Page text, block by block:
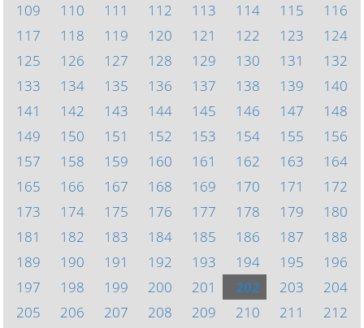
109
110 111 112 113 114 115
116
117
118 119 120 121 122 123
124
125
126 127 128 129 130 131
132
133
134 135 136 137 138 139
140
141
142 143 144 145 146 147
148
149
150 151 152 153 154 155
156
157
158 159 160 161 162 163
164
165
166 167 168 169 170 171
172
173
174 175 176 177 178 179
180
181
182 183 184 185 186 187
188
189
190 191 192 193 194 195
196
197
198 199 200 201 202 203
204
205
206 207 208 209 210 211
212